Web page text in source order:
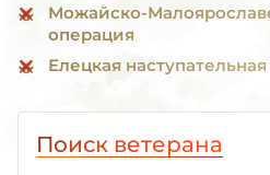
Можайско-
операция
Елецкая
Поиск ветерана